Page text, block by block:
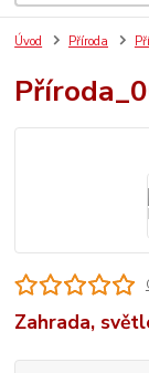
Úvod Příroda
Zahrada,